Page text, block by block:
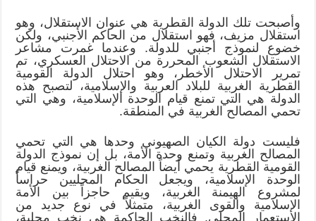
وأصبحت تلك الدولة القطرية هي عنوان الاستقلال، وهو
استقلال مزيف، فهو استقلال من الحاكم الأجنبي، ولكن
خضوع لنموذج أجنبي للدولة. وعندما غمرت مشاعر
الاستقلال الشعوب المحررة من الاحتلال العسكري، تم
تمرير الاحتلال الأخطر، وهو احتلال الدولة القومية
القطرية الغربية للبلاد العربية والإسلامية، لتصبح هذه
الدولة هي التي تمنع قيام الوحدة الإسلامية، وهي التي
تحمي المصالح الغربية في المنطقة.
فليست دولة الكيان الصهيوني وحدها هي التي تحمي
المصالح الغربية وتمنع وحدة الأمة، بل إن نموذج الدولة
القومية القطرية يحمي أيضاً المصالح الغربية، ويمنع قيام
الوحدة الإسلامية، ويجعل الحكام المحليين حراساً
لمشروع الهيمنة الغربية، ويقيم حاجزاً بين الأمة
الإسلامية والقوى الغربية، متمثلاً في نوع جديد من
الاستعمار المحلي. فالنخب الحاكمة هي نخب محلية،